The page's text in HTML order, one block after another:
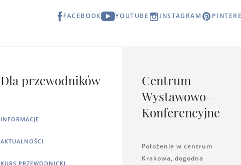
FACEBOOK YOUTUBE INSTAGRAM
Dla przewodników
INFORMACJE
AKTUALNOŚCI
KURS PRZEWODNICKI
Centrum
Wystawowo–
Konferencyjne
Położenie w centrum
Krakowa, dogodna